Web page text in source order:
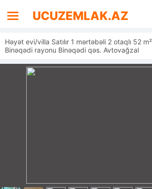
UCUZEMLAK.AZ
Həyət evi/villa Satılır 1 mərtəbəli 2 otaqlı 52
Binəqədi rayonu Binəqədi qəs. Avtovağzal